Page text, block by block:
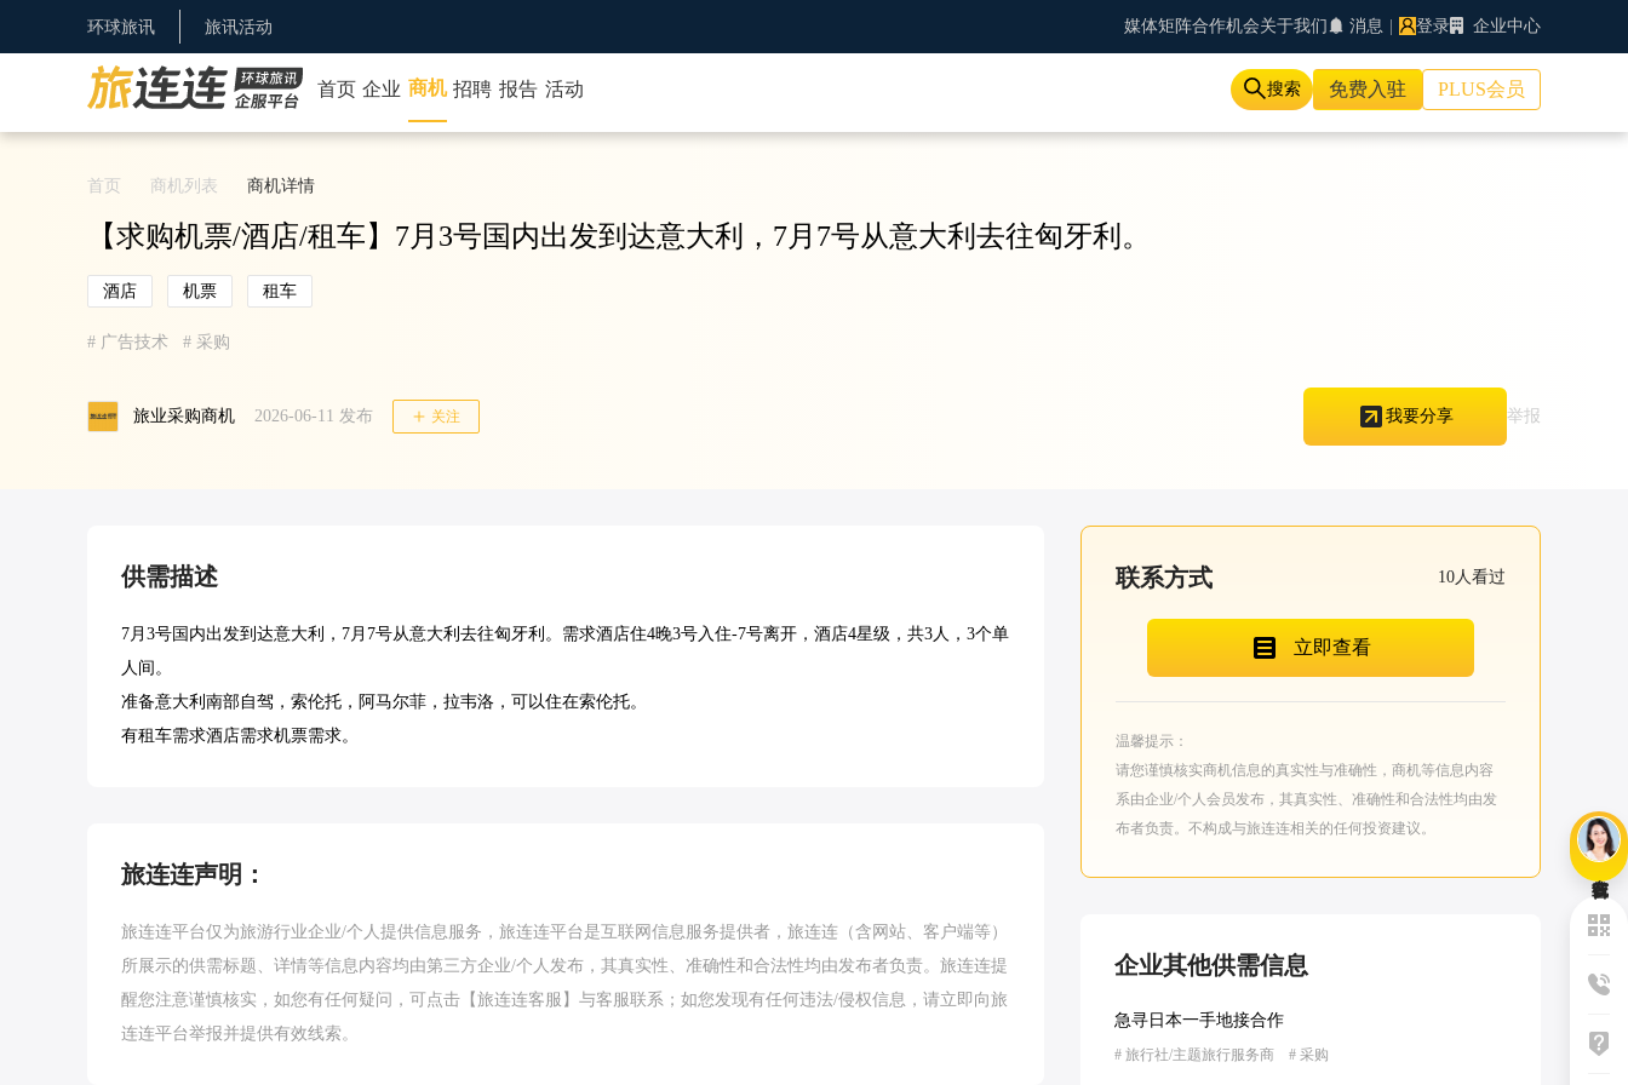
环球旅讯 旅讯活动 媒体矩阵合作机会关于我们 消息 登录 企业中心
首页 企业 商机 招聘 报告 活动 搜索 免费入驻 PLUS会员
首页 商机列表 商机详情
【求购机票/酒店/租车】7月3号国内出发到达意大利，7月7号从意大利去往匈牙利。
酒店 机票 租车
# 广告技术 # 采购
旅业采购商机 2026-06-11 发布 关注 我要分享 举报
供需描述
7月3号国内出发到达意大利，7月7号从意大利去往匈牙利。需求酒店住4晚3号入住-7号离开，酒店4星级，共3人，3个单
人间。
准备意大利南部自驾，索伦托，阿马尔菲，拉韦洛，可以住在索伦托。
有租车需求酒店需求机票需求。
旅连连声明：
旅连连平台仅为旅游行业企业/个人提供信息服务，旅连连平台是互联网信息服务提供者，旅连连（含网站、客户端等）
所展示的供需标题、详情等信息内容均由第三方企业/个人发布，其真实性、准确性和合法性均由发布者负责。旅连连提
醒您注意谨慎核实，如您有任何疑问，可点击【 旅连连客服 】与客服联系；如您发现有任何违法/侵权信息，请立即向旅
连连平台举报并提供有效线索。
联系方式 10 人看过
立即查看
温馨提示：
请您谨慎核实商机信息的真实性与准确性，商机等信息内容
系由企业/个人会员发布，其真实性、准确性和合法性均由发
布者负责。不构成与旅连连相关的任何投资建议。
企业其他供需信息
急寻日本一手地接合作
# 旅行社/主题旅行服务商 # 采购